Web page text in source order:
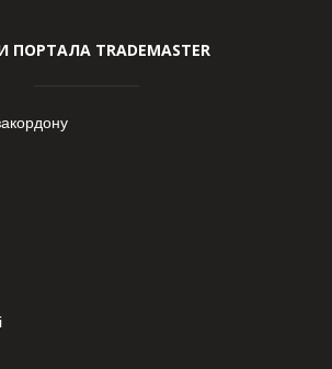
ПОРТАЛА TRADEMASTER